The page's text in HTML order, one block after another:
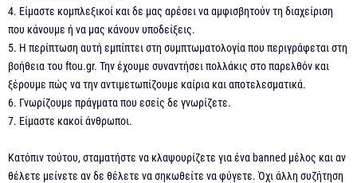
4. Είμαστε κομπλεξικοί και δε μας αρέσει να αμφισβητούν τη διαχείριση
που κάνουμε ή να μας κάνουν υποδείξεις.
5. Η περίπτωση αυτή εμπίπτει στη συμπτωματολογία που περιγράφεται στη
βοήθεια του ftou.gr. Την έχουμε συναντήσει πολλάκις στο παρελθόν και
ξέρουμε πώς να την αντιμετωπίζουμε καίρια και αποτελεσματικά.
6. Γνωρίζουμε πράγματα που εσείς δε γνωρίζετε.
7. Είμαστε κακοί άνθρωποι.
Κατόπιν τούτου, σταματήστε να κλαψουρίζετε για ένα banned μέλος και αν
θέλετε μείνετε αν δε θέλετε να σηκωθείτε να φύγετε. Όχι άλλη συζήτηση